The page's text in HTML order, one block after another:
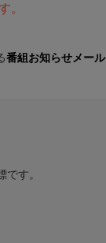
。
番組お知らせメール
す。